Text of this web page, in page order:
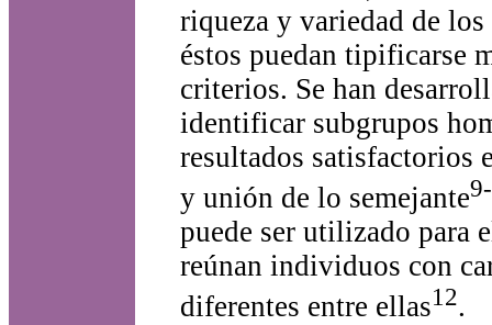
riqueza y variedad de
éstos puedan tipificarse
criterios. Se han
identificar subgrupos
resultados satisfactorios
y unión de lo semejante
puede ser utilizado para
reúnan individuos con
diferentes entre ellas12.